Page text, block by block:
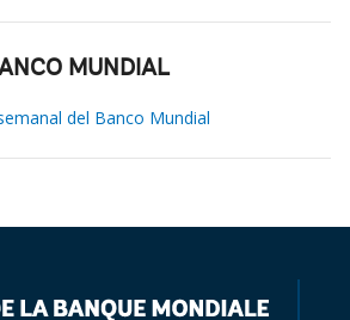
MUNDIAL
del Banco Mundial